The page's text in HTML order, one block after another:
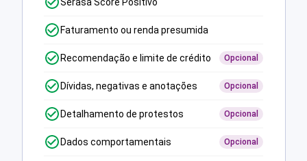
Faturamento ou renda presumida
Recomendação e limite de crédito Opcional
Dívidas, negativas e anotações Opcional
Detalhamento de protestos Opcional
Dados comportamentais Opcional